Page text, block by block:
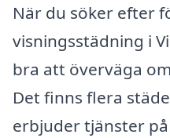
När du söker efter
visningsstädning i
bra att överväga
Det finns flera
erbjuder tjänster